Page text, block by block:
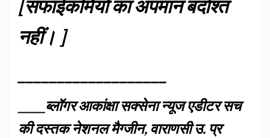
[सफाईकर्मियों का अपमान बर्दाश्त
नहीं। ]
_____ब्लॉगर आकांक्षा सक्सेना न्यूज एडीटर सच
की दस्तक नेशनल मैग्जीन, वाराणसी उ. प्र